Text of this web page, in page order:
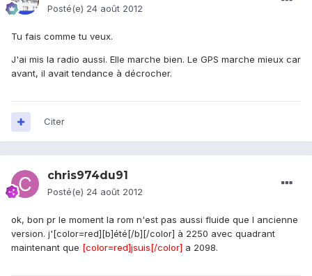
Posté(e) 24 août 2012
Tu fais comme tu veux.
J'ai mis la radio aussi. Elle marche bien. Le GPS marche mieux car
avant, il avait tendance à décrocher.
Citer
chris974du91
Posté(e) 24 août 2012
ok, bon pr le moment la rom n'est pas aussi fluide que l ancienne
version. j'[color=red][b]été[/b][/color] à 2250 avec quadrant
maintenant que [color=red]jsuis[/color] a 2098.